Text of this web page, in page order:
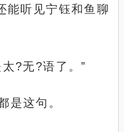
能听见宁钰和鱼聊
?无?语了。”
是这句。